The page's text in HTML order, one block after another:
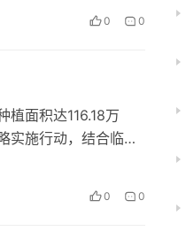
0 0
植面积达116.18万
实施行动，结合临沧
0 0